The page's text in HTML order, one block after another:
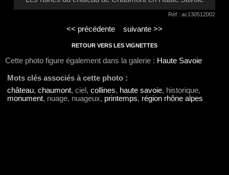
Réf : ac130512002
<< précédente suivante >>
RETOUR VERS LES VIGNETTES
Cette photo figure également dans la galerie : Haute Savoie
Mots clés associés à cette photo :
château, chaumont, ciel, collines, haute savoie, historique,
monument, nuage, nuageux, printemps, région rhône alpes